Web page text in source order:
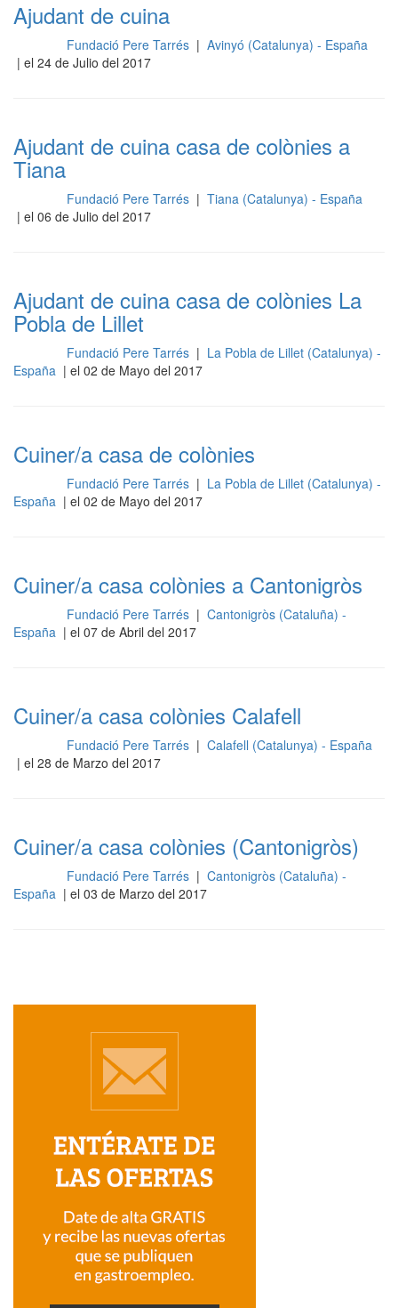
Ajudant de cuina
Fundació Pere Tarrés | Avinyó (Catalunya) - España
| el 24 de Julio del 2017
Ajudant de cuina casa de colònies a
Tiana
Fundació Pere Tarrés | Tiana (Catalunya) - España
| el 06 de Julio del 2017
Ajudant de cuina casa de colònies La
Pobla de Lillet
Fundació Pere Tarrés | La Pobla de Lillet (Catalunya) -
España | el 02 de Mayo del 2017
Cuiner/a casa de colònies
Fundació Pere Tarrés | La Pobla de Lillet (Catalunya) -
España | el 02 de Mayo del 2017
Cuiner/a casa colònies a Cantonigròs
Fundació Pere Tarrés | Cantonigròs (Cataluña) -
España | el 07 de Abril del 2017
Cuiner/a casa colònies Calafell
Fundació Pere Tarrés | Calafell (Catalunya) - España
| el 28 de Marzo del 2017
Cuiner/a casa colònies (Cantonigròs)
Fundació Pere Tarrés | Cantonigròs (Cataluña) -
España | el 03 de Marzo del 2017